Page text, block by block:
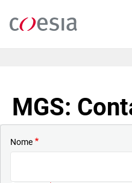
contenuto
MGS:
Nome